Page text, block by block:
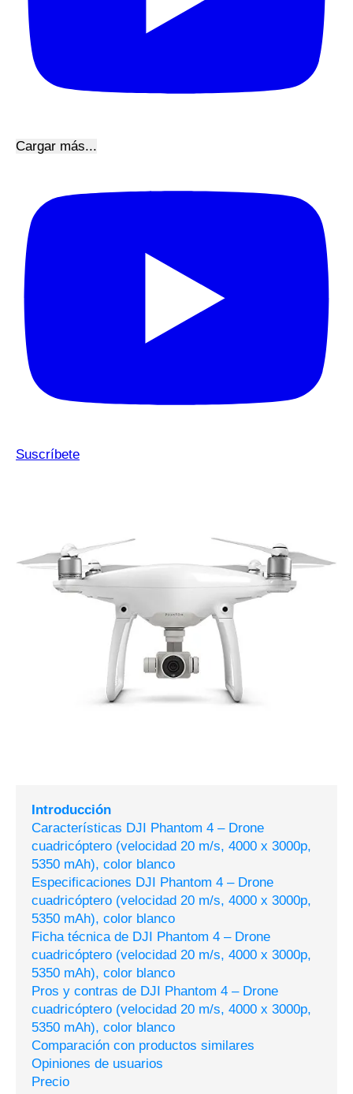
Cargar más...
Suscríbete
Introducción
Características DJI Phantom 4 – Drone
cuadricóptero (velocidad 20 m/s, 4000 x 3000p,
5350 mAh), color blanco
Especificaciones DJI Phantom 4 – Drone
cuadricóptero (velocidad 20 m/s, 4000 x 3000p,
5350 mAh), color blanco
Ficha técnica de DJI Phantom 4 – Drone
cuadricóptero (velocidad 20 m/s, 4000 x 3000p,
5350 mAh), color blanco
Pros y contras de DJI Phantom 4 – Drone
cuadricóptero (velocidad 20 m/s, 4000 x 3000p,
5350 mAh), color blanco
Comparación con productos similares
Opiniones de usuarios
Precio